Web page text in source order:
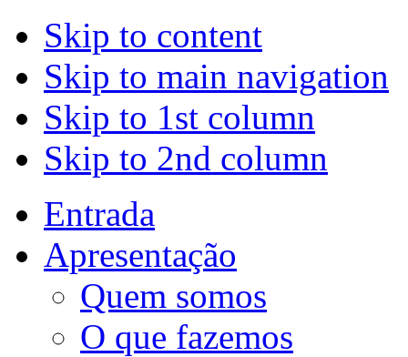
Skip to content
Skip to main navigation
Skip to 1st column
Skip to 2nd column
Entrada
Apresentação
Quem somos
O que fazemos